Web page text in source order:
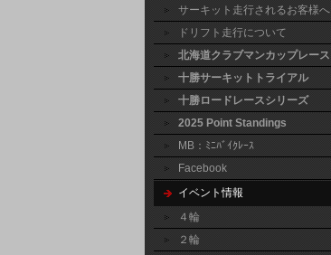
サーキット走行されるお客様へ
ドリフト走行について
北海道クラブマンカップレース
十勝サーキットトライアル
十勝ロードレースシリーズ
2025 Point Standings
MB：ﾐﾆﾊﾞｲｸﾚｰｽ
Facebook
イベント情報
４輪
２輪